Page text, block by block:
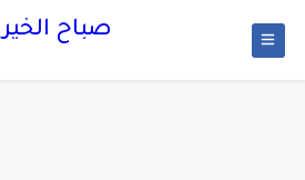
صباح الخير